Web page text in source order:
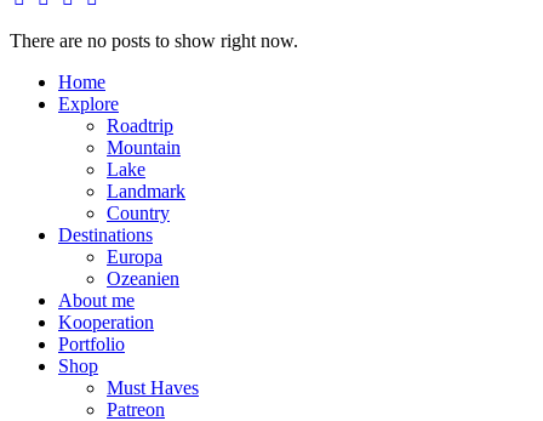
There are no posts to show right now.
Home
Explore
Roadtrip
Mountain
Lake
Landmark
Country
Destinations
Europa
Ozeanien
About me
Kooperation
Portfolio
Shop
Must Haves
Patreon